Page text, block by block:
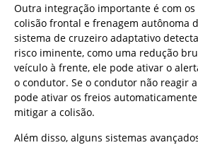
Outra integração importante é com
colisão frontal e frenagem autônoma
sistema de cruzeiro adaptativo
risco iminente, como uma redução
veículo à frente, ele pode ativar o
o condutor. Se o condutor não reagir
pode ativar os freios
mitigar a colisão.
Além disso, alguns sistemas